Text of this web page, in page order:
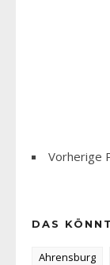
Vorherige
DAS
Ahrensburg